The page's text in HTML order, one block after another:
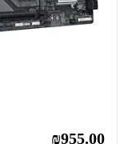
₪955.00